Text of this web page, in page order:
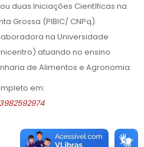
duas Iniciações Científicas na
Grossa (PIBIC/ CNPq).
na Universidade
atuando no ensino
de Alimentos e Agronomia.
em: